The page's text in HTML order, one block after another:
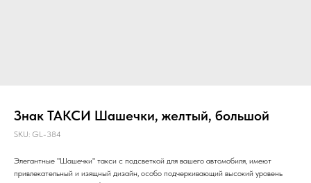
Знак TAКСИ Шашечки, желтый, большой
SKU: GL-384
Элегантные "Шашечки" такси с подсветкой для вашего автомобиля, имеют
привлекательный и изящный дизайн, особо подчеркивающий высокий уровень